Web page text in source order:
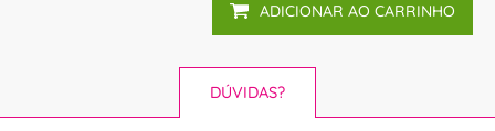
ADICIONAR AO CARRINHO
DÚVIDAS?